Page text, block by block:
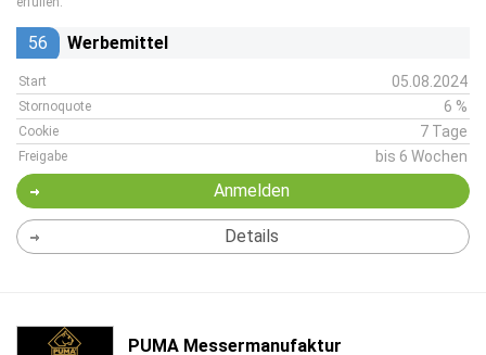
56 Werbemittel
Start 05.08.2024
Stornoquote 6 %
Cookie 7 Tage
Freigabe bis 6 Wochen
Anmelden
Details
PUMA Messermanufaktur